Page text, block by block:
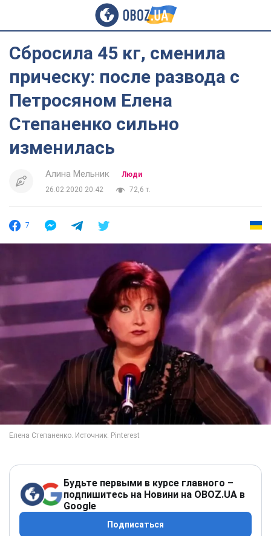
Сбросила 45 кг, сменила
прическу: после развода с
Петросяном Елена
Степаненко сильно
изменилась
Алина Мельник
Люди
26.02.2020 20:42
72,6 т.
7
Будьте первыми в курсе главного –
подпишитесь на Новини на OBOZ.UA в
Google
Подписаться